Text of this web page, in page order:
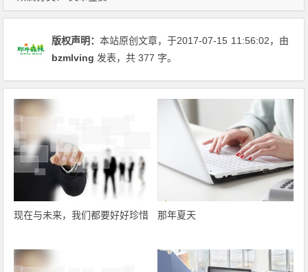
版权声明：本站原创文章，于2017-07-15 11:56:02，由
bzmlving 发表，共 377 字。
现在与未来，我们都要好好珍惜 那年夏天